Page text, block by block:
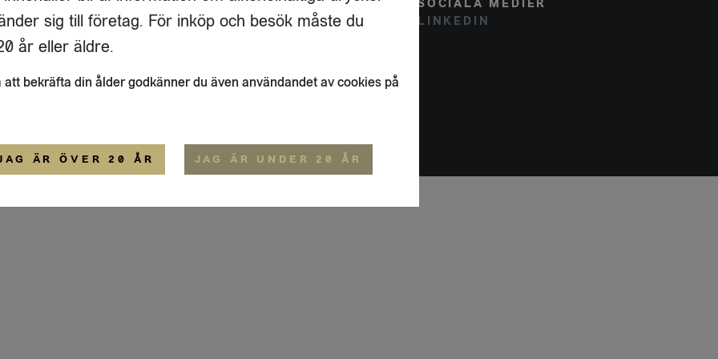
17 A
STOCKHOLM
FLAIVY
OM OSS
SOCIALA MEDIER
LINKEDIN
ALLMÄNNA VILLKOR
sig till företag. För inköp och besök måste du
år eller äldre.
att bekräfta din ålder godkänner du även användandet av cookies på
ÄR ÖVER 20 ÅR JAG ÄR UNDER 20 ÅR